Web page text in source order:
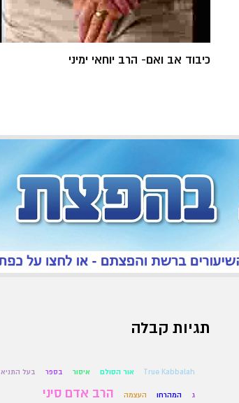
כיבוד אב ואם- הרב יוחאי ימיני
תגיות קבלה
True Kabbalah אור הסולם איסור בספר בעל התניא
ג המהרחו העצמה הרב אדם סיני